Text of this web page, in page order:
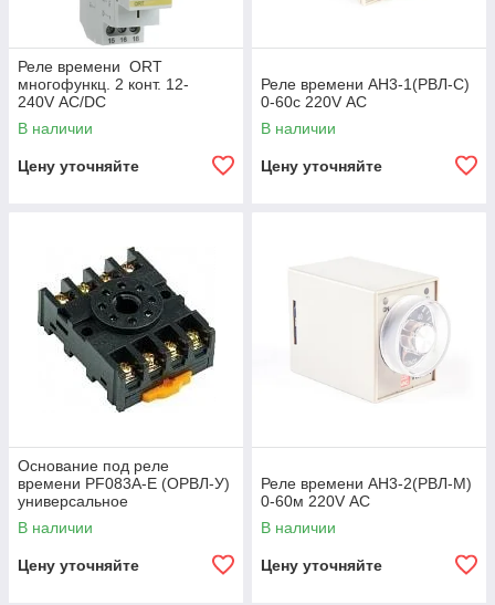
Реле времени ORT
многофункц. 2 конт. 12-
240V AC/DC
В наличии
Цену уточняйте
Реле времени АH3-1(РВЛ-С)
0-60с 220V АC
В наличии
Цену уточняйте
Основание под реле
времени PF083А-E (ОРВЛ-У)
универсальное
В наличии
Цену уточняйте
Реле времени АH3-2(РВЛ-М)
0-60м 220V АC
В наличии
Цену уточняйте